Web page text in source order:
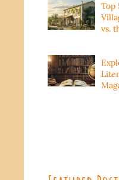
Top
vs.